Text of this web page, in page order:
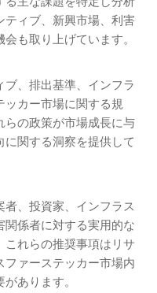
ティブ、新興市場、利害
も取り上げています。
、排出基準、インフラ
カー市場に関する規
の政策が市場成長に与
関する洞察を提供して
、投資家、インフラス
関係者に対する実用的な
れらの推奨事項はリサ
ァーステッカー市場内
あります。